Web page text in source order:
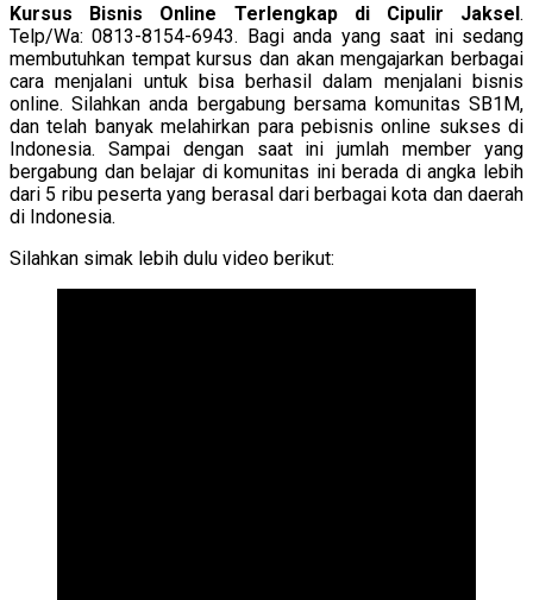
Kursus Bisnis Online Terlengkap di Cipulir Jaksel.
Telp/Wa: 0813-8154-6943. Bagi anda yang saat ini sedang
membutuhkan tempat kursus dan akan mengajarkan berbagai
cara menjalani untuk bisa berhasil dalam menjalani bisnis
online. Silahkan anda bergabung bersama komunitas SB1M,
dan telah banyak melahirkan para pebisnis online sukses di
Indonesia. Sampai dengan saat ini jumlah member yang
bergabung dan belajar di komunitas ini berada di angka lebih
dari 5 ribu peserta yang berasal dari berbagai kota dan daerah
di Indonesia.
Silahkan simak lebih dulu video berikut: